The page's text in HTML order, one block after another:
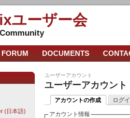
ユーザー会
ユーザーアカウント
ユーザーアカウント
アカウントの作成 ログ
アカウント情報
FORUM DOCUMENTS
(日本語)